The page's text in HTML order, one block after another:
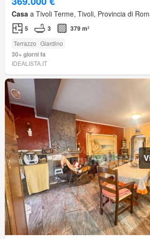
Casa a Tivoli Terme, Tivoli, Provincia di
5 3 379 m²
Terrazzo Giardino
30+ giorni fa
IDEALISTA.IT